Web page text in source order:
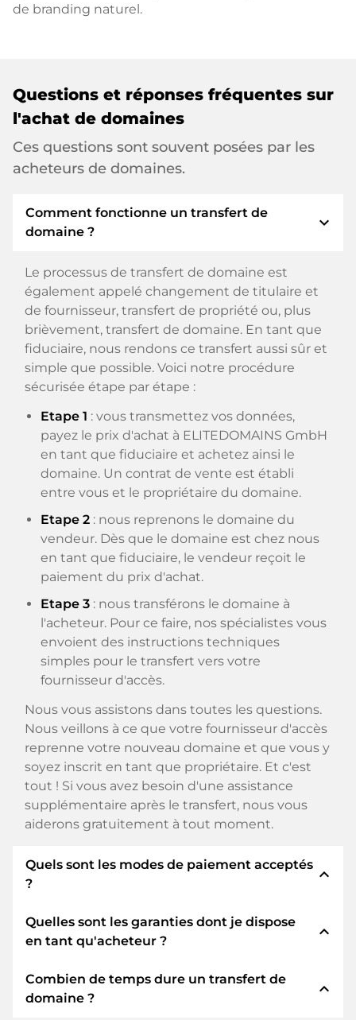
de branding naturel.
Questions et réponses fréquentes sur
l'achat de domaines
Ces questions sont souvent posées par les
acheteurs de domaines.
Comment fonctionne un transfert de
domaine ?
expand_more
Le processus de transfert de domaine est
également appelé changement de titulaire et
de fournisseur, transfert de propriété ou, plus
brièvement, transfert de domaine. En tant que
fiduciaire, nous rendons ce transfert aussi sûr et
simple que possible. Voici notre procédure
sécurisée étape par étape :
Etape 1 : vous transmettez vos données,
payez le prix d'achat à ELITEDOMAINS GmbH
en tant que fiduciaire et achetez ainsi le
domaine. Un contrat de vente est établi
entre vous et le propriétaire du domaine.
Etape 2 : nous reprenons le domaine du
vendeur. Dès que le domaine est chez nous
en tant que fiduciaire, le vendeur reçoit le
paiement du prix d'achat.
Etape 3 : nous transférons le domaine à
l'acheteur. Pour ce faire, nos spécialistes vous
envoient des instructions techniques
simples pour le transfert vers votre
fournisseur d'accès.
Nous vous assistons dans toutes les questions.
Nous veillons à ce que votre fournisseur d'accès
reprenne votre nouveau domaine et que vous y
soyez inscrit en tant que propriétaire. Et c'est
tout ! Si vous avez besoin d'une assistance
supplémentaire après le transfert, nous vous
aiderons gratuitement à tout moment.
Quels sont les modes de paiement acceptés
?
expand_less
Nous utilisons SEPA comme paiement anticipé
et utilisons STRIPE comme prestataire de
paiement disponibles tels que : Cartes de crédit,
PayPal, Klarna, ApplePay, GooglePay, Alipay ou
Quelles sont les garanties dont je dispose
en tant qu'acheteur ?
expand_less
En tant qu'acheteur, nous vous garantissons
toujours les sécurités suivantes. Nous nous en
Combien de temps dure un transfert de
domaine ?
expand_less